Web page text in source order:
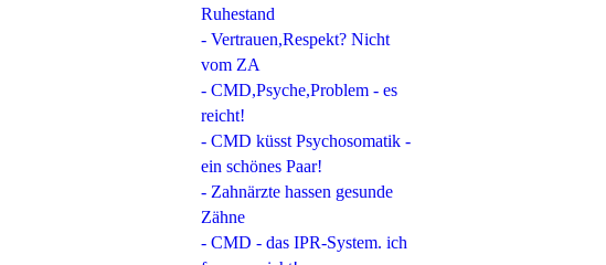
Ruhestand
- Vertrauen,Respekt? Nicht
vom ZA
- CMD,Psyche,Problem - es
reicht!
- CMD küsst Psychosomatik -
ein schönes Paar!
- Zahnärzte hassen gesunde
Zähne
- CMD - das IPR-System. ich